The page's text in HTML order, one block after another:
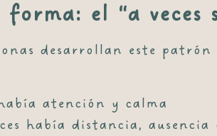
forma: el “a veces
desarrollan este
atención y calma
había distancia, ausencia